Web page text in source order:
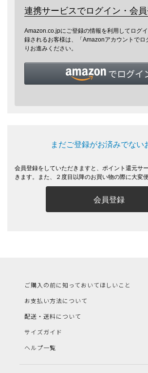
連携サービスでログイン・会
Amazon.co.jpにご登録の情報を利用してログ
録されるお客様は、「Amazonアカウントでロ
りお進みください。
まだご登録がお済みでない
会員登録をしていただきますと、ポイント還元サ
きます。また、２度目以降のお買い物の際に大変便
会員登録
ご購入の前に知っておいてほしいこと
お支払い方法について
配送・送料について
サイズガイド
ヘルプ一覧